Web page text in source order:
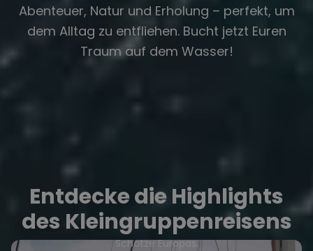
Abenteuer, Natur und Erholung – perfekt, um
dem Alltag zu entfliehen. Bucht jetzt Euren
Traum auf dem Wasser!
Entdecke die Highlights
des Kleingruppenreisens
Intime Reiseerlebnisse
Mit nur wenigen Mitreisenden entdeckt Ihr verborgene
Schätze Europas.